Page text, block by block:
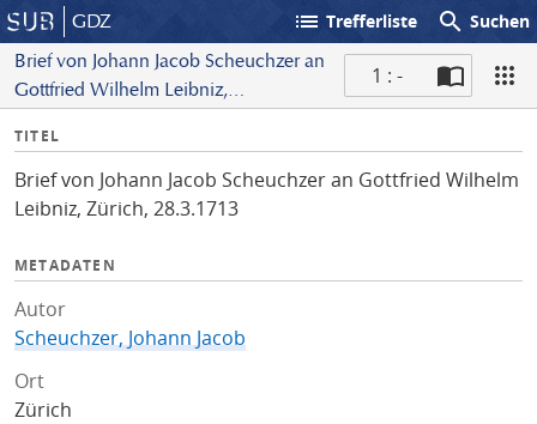
GDZ list Trefferliste search Suchen
Brief von Johann Jacob Scheuchzer an
Gottfried Wilhelm Leibniz,
1 : -
I
f
o
TITEL
Brief von Johann Jacob Scheuchzer an Gottfried Wilhelm
Leibniz, Zürich, 28.3.1713
METADATEN
Autor
Scheuchzer, Johann Jacob
Ort
Zürich